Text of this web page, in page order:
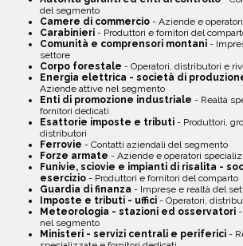
del segmento
Camere di commercio - Aziende e
Carabinieri - Produttori e fornitori del
Comunità e comprensori montani -
settore
Corpo forestale - Operatori, distributori e
Energia elettrica - società di
Aziende attive nel segmento
Enti di promozione industriale - Realtà
fornitori dedicati
Esattorie imposte e tributi - Produttori,
distributori
Ferrovie - Contatti aziendali del segmento
Forze armate - Aziende e operatori
Funivie, sciovie e impianti di risalita -
esercizio - Produttori e fornitori del comparto
Guardia di finanza - Imprese e realtà del
Imposte e tributi - uffici - Operatori,
Meteorologia - stazioni ed osservatori
nel segmento
Ministeri - servizi centrali e periferici -